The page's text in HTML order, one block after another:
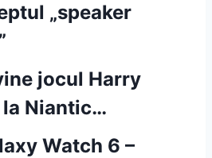
„speaker
jocul Harry
la Niantic…
Watch 6 –